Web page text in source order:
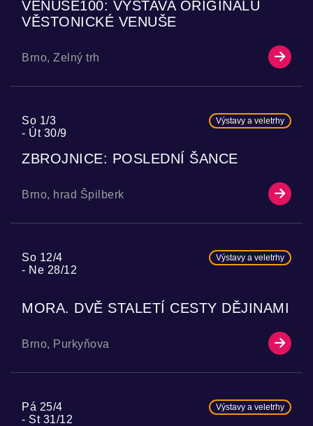
VENUŠE100: VÝSTAVA ORIGINÁLU
VĚSTONICKÉ VENUŠE
Brno, Zelný trh
So 1/3
Út 30/9
Výstavy a veletrhy
ZBROJNICE: POSLEDNÍ ŠANCE
Brno, hrad Špilberk
So 12/4
Ne 28/12
Výstavy a veletrhy
MORA. DVĚ STALETÍ CESTY DĚJINAMI
Brno, Purkyňova
Pá 25/4
St 31/12
Výstavy a veletrhy